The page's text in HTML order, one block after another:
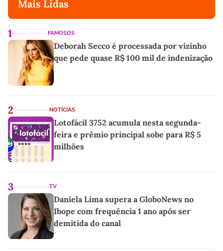
Mais Lidas
1 FAMOSOS
Deborah Secco é processada por vizinho
que pede quase R$ 100 mil de indenização
2 NOTÍCIAS
Lotofácil 3752 acumula nesta segunda-
feira e prêmio principal sobe para R$ 5
milhões
3 TV
Daniela Lima supera a GloboNews no
Ibope com frequência 1 ano após ser
demitida do canal